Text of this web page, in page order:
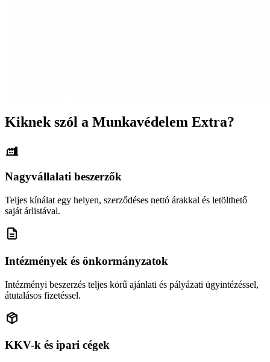
Kiknek szól a Munkavédelem Extra?
Nagyvállalati beszerzők
Teljes kínálat egy helyen, szerződéses nettó árakkal és letölthető
saját árlistával.
Intézmények és önkormányzatok
Intézményi beszerzés teljes körű ajánlati és pályázati ügyintézéssel,
átutalásos fizetéssel.
KKV-k és ipari cégek